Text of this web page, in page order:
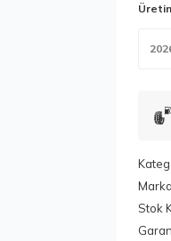
Marka
Stok